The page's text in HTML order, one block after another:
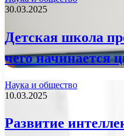
30.03.2025
Детская школа
чего начинается
Наука и общество
10.03.2025
Развитие